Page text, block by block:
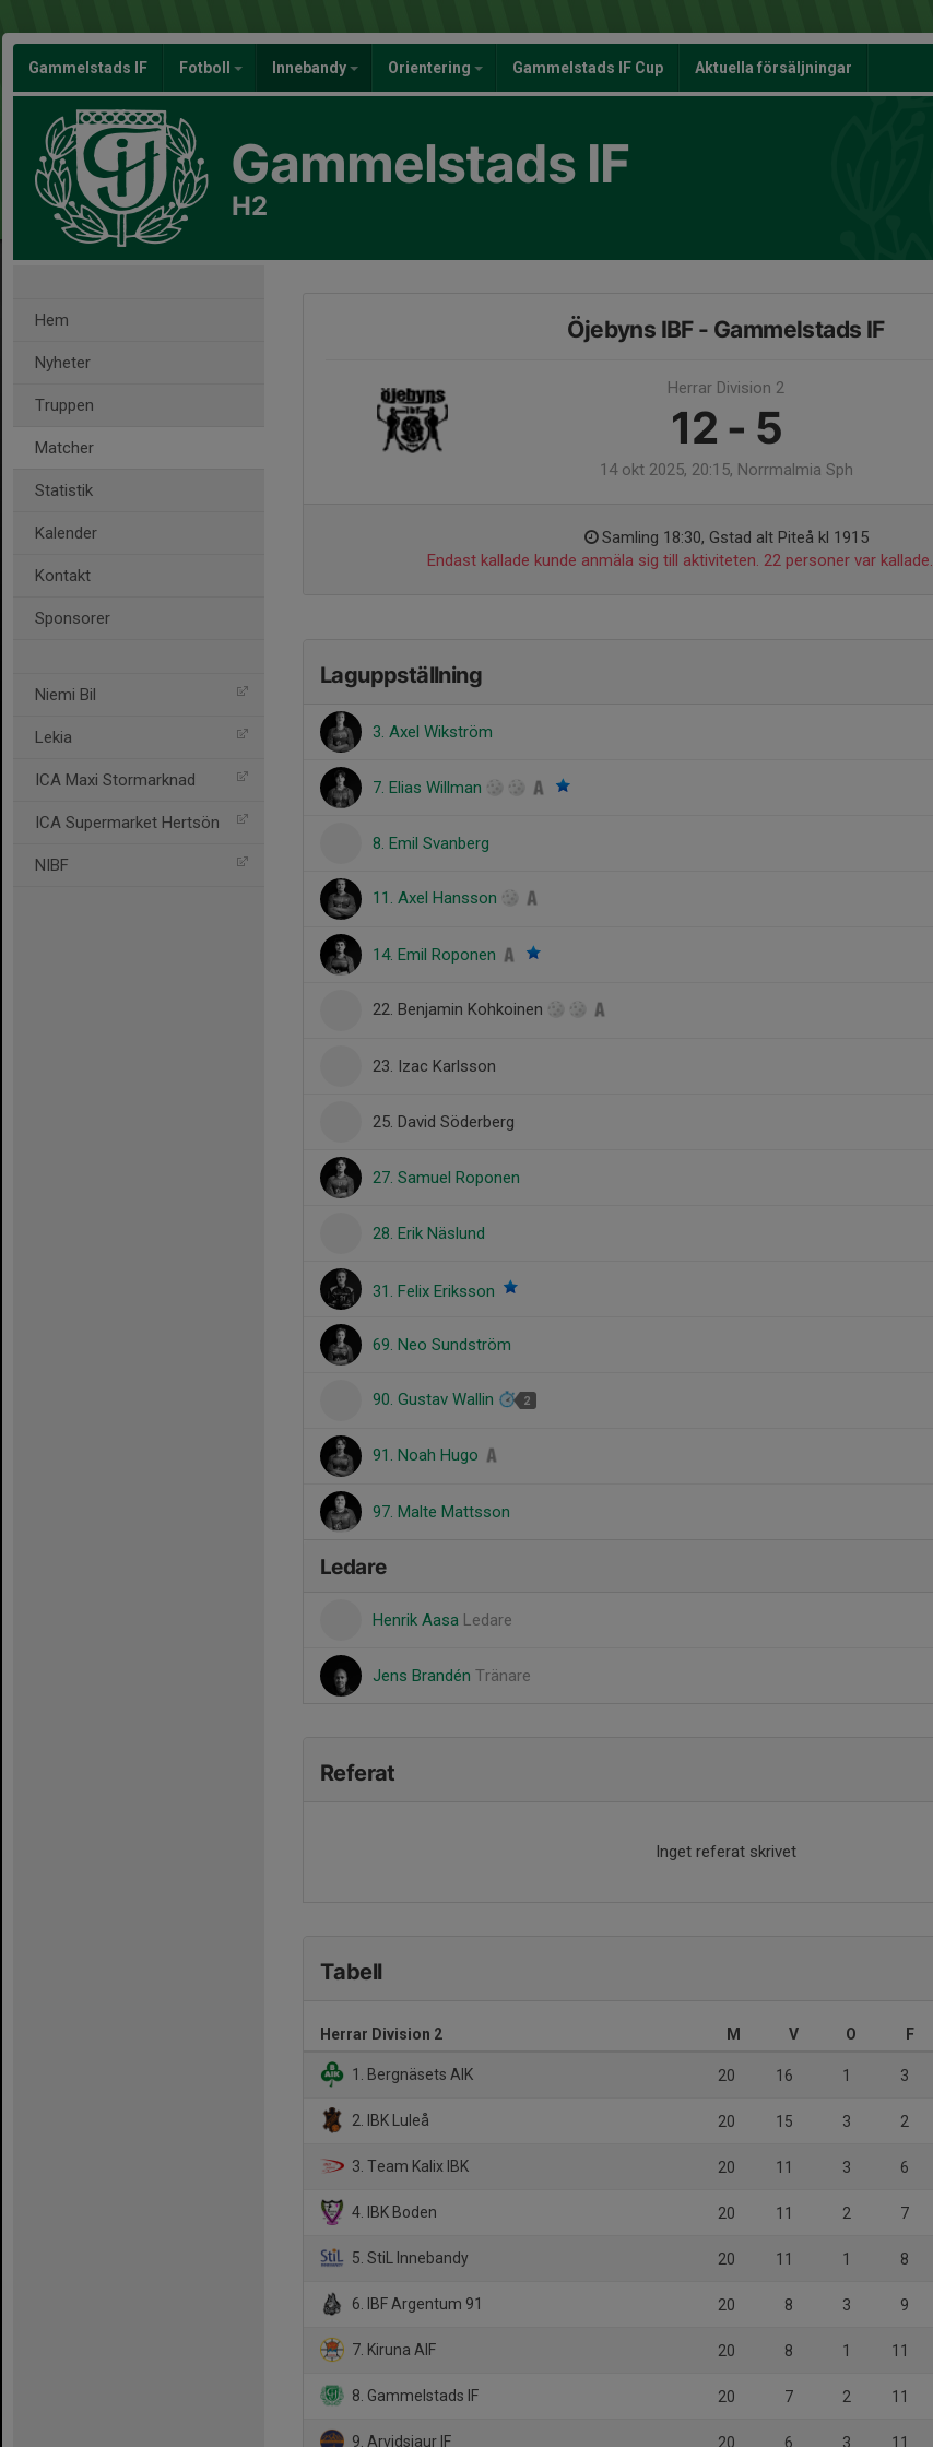
Gammelstads IF Fotboll Innebandy Orientering Gammelstads IF Cup Aktuella försäljningar
Gammelstads IF
H2
Hem
Nyheter
Truppen
Matcher
Statistik
Kalender
Kontakt
Sponsorer
Niemi Bil
Lekia
ICA Maxi Stormarknad
ICA Supermarket Hertsön
NIBF
Öjebyns IBF - Gammelstads IF
Herrar Division 2
12 - 5
14 okt 2025, 20:15, Norrmalmia Sph
Samling 18:30, Gstad alt Piteå kl 1915
Endast kallade kunde anmäla sig till aktiviteten. 22 personer var kallade.
Laguppställning
3. Axel Wikström
7. Elias Willman
8. Emil Svanberg
11. Axel Hansson
14. Emil Roponen
22. Benjamin Kohkoinen
23. Izac Karlsson
25. David Söderberg
27. Samuel Roponen
28. Erik Näslund
31. Felix Eriksson
69. Neo Sundström
90. Gustav Wallin 2
91. Noah Hugo
97. Malte Mattsson
Ledare
Henrik Aasa Ledare
Jens Brandén Tränare
Referat
Inget referat skrivet
Tabell
Herrar Division 2 M V O F
1. Bergnäsets AIK 20 16 1 3
2. IBK Luleå 20 15 3 2
3. Team Kalix IBK 20 11 3 6
4. IBK Boden 20 11 2 7
5. StiL Innebandy 20 11 1 8
6. IBF Argentum 91 20 8 3 9
7. Kiruna AIF 20 8 1 11
8. Gammelstads IF 20 7 2 11
9. Arvidsjaur IF 20 6 3 11